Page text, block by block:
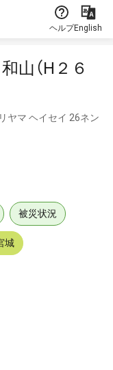
ヘルプEnglish
山（H２６
ヤマ ヘイセイ 26ネン
被災状況
城